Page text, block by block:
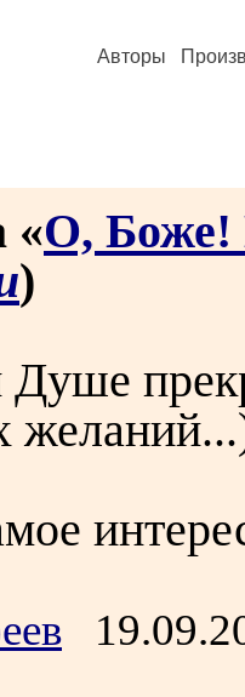
Авторы
«О, Боже!
)